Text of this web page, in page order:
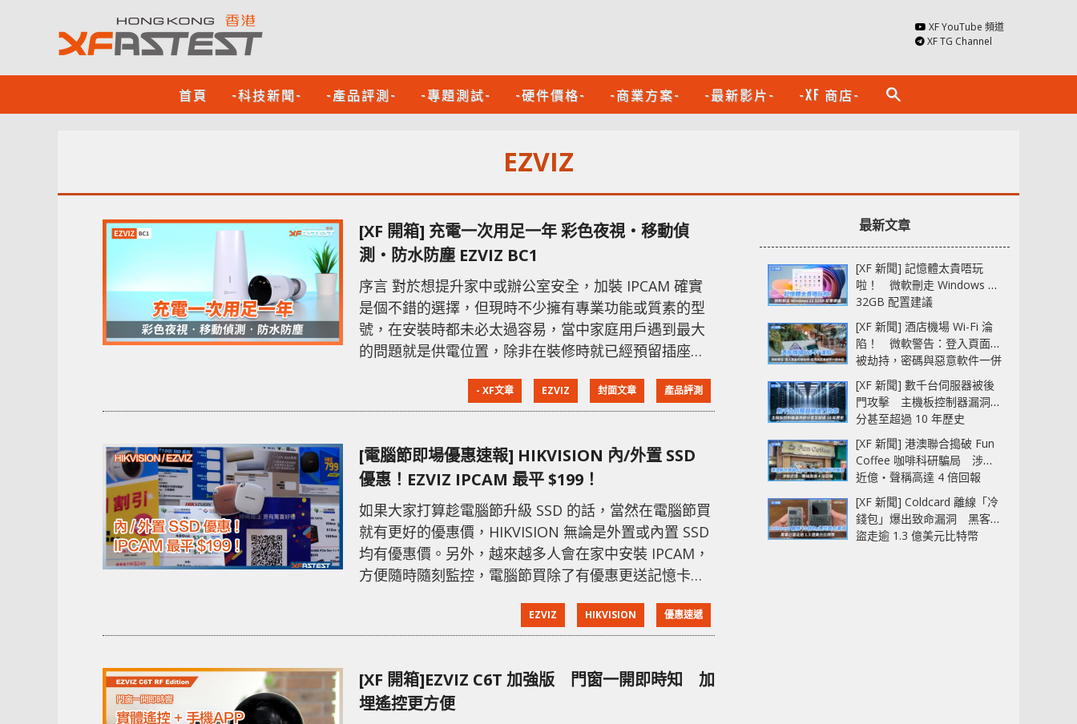
XF YouTube 頻道
XF TG Channel
首頁 -科技新聞- -產品評測- -專題測試- -硬件價格- -商業方案- -最新影片- -XF 商店- search
EZVIZ
[XF 開箱] 充電一次用足一年 彩色夜視‧移動偵
測‧防水防塵 EZVIZ BC1
序言 對於想提升家中或辦公室安全，加裝 IPCAM 確實
是個不錯的選擇，但現時不少擁有專業功能或質素的型
號，在安裝時都未必太過容易，當中家庭用戶遇到最大
的問題就是供電位置，除非在裝修時就已經預留插座。
防塵設計，尤其對於工場地方經過長時間使用下，或者
會影響到 IPCAM 的功能。 完全無線設計 今次介紹的
全無線設計，全因 IPCAM 內建了 12,900
- XF文章 EZVIZ 封面文章 產品評測
[電腦節即場優惠速報] HIKVISION 內/外置 SSD
優惠！EZVIZ IPCAM 最平 $199！
如果大家打算趁電腦節升級 SSD 的話，當然在電腦節買
就有更好的優惠價，HIKVISION 無論是外置或內置 SSD
均有優惠價。另外，越來越多人會在家中安裝 IPCAM，
方便隨時隨刻監控，電腦節買除了有優惠更送記憶卡。
內置 SSD、V100 SATA 內置 SSD、E100N M.2 SATA
SSD 及 E2000 M.2 NVMe SSD。在多款產品之中，最抵
EZVIZ HIKVISION 優惠速遞
[XF 開箱]EZVIZ C6T 加強版 門窗一開即時知 加
埋遙控更方便
最新文章
[XF 新聞] 記憶體太貴唔玩
啦！ 微軟刪走 Windows 11
32GB 配置建議
[XF 新聞] 酒店機場 Wi-Fi 淪
陷！ 微軟警告：登入頁面可
被劫持，密碼與惡意軟件一併
中招
[XF 新聞] 數千台伺服器被後
門攻擊 主機板控制器漏洞部
分甚至超過 10 年歷史
[XF 新聞] 港澳聯合搗破 Fun
Coffee 咖啡科研騙局 涉款
近億‧聲稱高達 4 倍回報
[XF 新聞] Coldcard 離線「冷
錢包」爆出致命漏洞 黑客已
盜走逾 1.3 億美元比特幣